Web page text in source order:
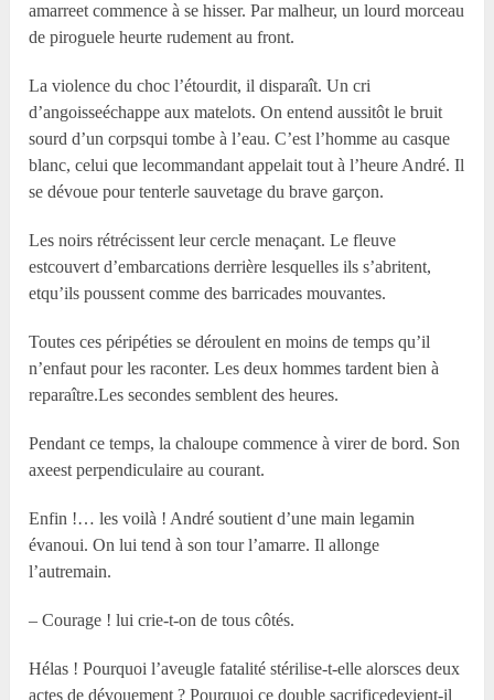
amarreet commence à se hisser. Par malheur, un lourd morceau
de piroguele heurte rudement au front.
La violence du choc l’étourdit, il disparaît. Un cri
d’angoisseéchappe aux matelots. On entend aussitôt le bruit
sourd d’un corpsqui tombe à l’eau. C’est l’homme au casque
blanc, celui que lecommandant appelait tout à l’heure André. Il
se dévoue pour tenterle sauvetage du brave garçon.
Les noirs rétrécissent leur cercle menaçant. Le fleuve
estcouvert d’embarcations derrière lesquelles ils s’abritent,
etqu’ils poussent comme des barricades mouvantes.
Toutes ces péripéties se déroulent en moins de temps qu’il
n’enfaut pour les raconter. Les deux hommes tardent bien à
reparaître.Les secondes semblent des heures.
Pendant ce temps, la chaloupe commence à virer de bord. Son
axeest perpendiculaire au courant.
Enfin !… les voilà ! André soutient d’une main legamin
évanoui. On lui tend à son tour l’amarre. Il allonge
l’autremain.
– Courage ! lui crie-t-on de tous côtés.
Hélas ! Pourquoi l’aveugle fatalité stérilise-t-elle alorsces deux
actes de dévouement ? Pourquoi ce double sacrificedevient-il